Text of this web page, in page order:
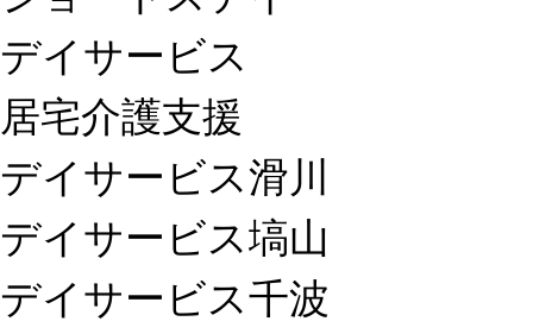
デイサービス
居宅介護支援
デイサービス滑川
デイサービス塙山
デイサービス千波